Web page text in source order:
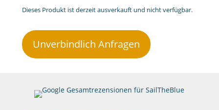
Dieses Produkt ist derzeit ausverkauft und nicht verfügbar.
Unverbindlich Anfragen